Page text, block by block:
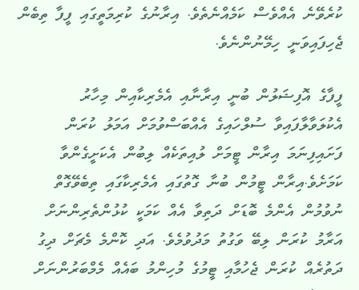
ކުރެވޭނެ އެއްވެސް ކަމެއްނެތެވެ. އިރާނުގެ ކުރިމަތީގައި ފީފާ ތިބެން
ޖެހިފައިވަނީ ހިމޭނުންނެވެ.
ފީފާގެ އޮފިޝަލުން ބުނީ އިރާނާއި އެމެރިކާއިން މިހާރު
އެކުލަވާލާފައިވާ ސުލްހައިގެ އެއްބަސްވުމަށް އަމަލު ކުރަން
ފަށައިފިނަމަ އިރާން ޓީމަށް ލުއިތަކެއް ލިބުން އެކަށީގެންވާ
ކަމަށެވެ.އިރާން ޓީމުން ބުނާ ގޮތުގައި އެމެރިކާގައި ތިބެވޭގޮތް
ނުވުމުން އެންމެ ބޮޑަށް ދަތިވާ އެއް ކަމަކީ ކުޅުންތެރިންނަށް
އަރާމު ކުރަން ލިބޭ ވަގުތު މަދުވުމެވެ. އަދި ކޮންމެ މެޗަށް ދިގު
ދަތުރެއް ކުރަން ޖެހުމާއި ޓީމުގެ މުހިންމު ބައެއް މެމްބަރުންނަށް